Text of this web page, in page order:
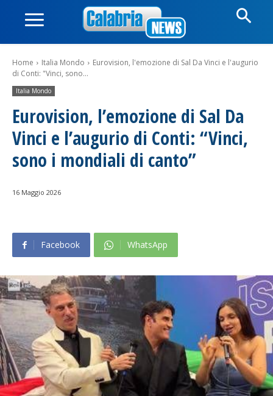
Home Italia Mondo
Eurovision, l'emozione di Sal Da Vinci e l'augurio
di Conti: "Vinci, sono...
Italia Mondo
Eurovision, l’emozione di Sal Da
Vinci e l’augurio di Conti: “Vinci,
sono i mondiali di canto”
16 Maggio 2026
Facebook WhatsApp